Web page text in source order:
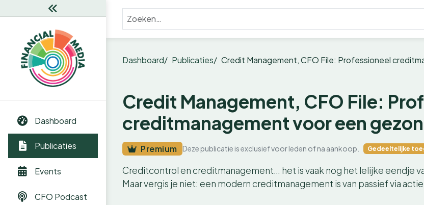
Dashboard
Publicaties
Events
CFO Podcast
Dashboard Publicaties Credit Management, CFO File: Professioneel
Credit Management, CFO File:
creditmanagement voor een
Premium Deze publicatie is exclusief voor leden of na aankoop. Gedeeltelijke
Creditcontrol en creditmanagement… het is vaak nog het lelijke eendje
Maar vergis je niet: een modern creditmanagement is van passief via